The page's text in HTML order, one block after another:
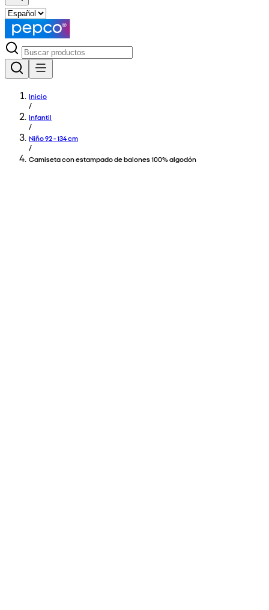
Inicio
/
Infantil
/
Niño 92 - 134 cm
/
Camiseta con estampado de balones 100% algodón